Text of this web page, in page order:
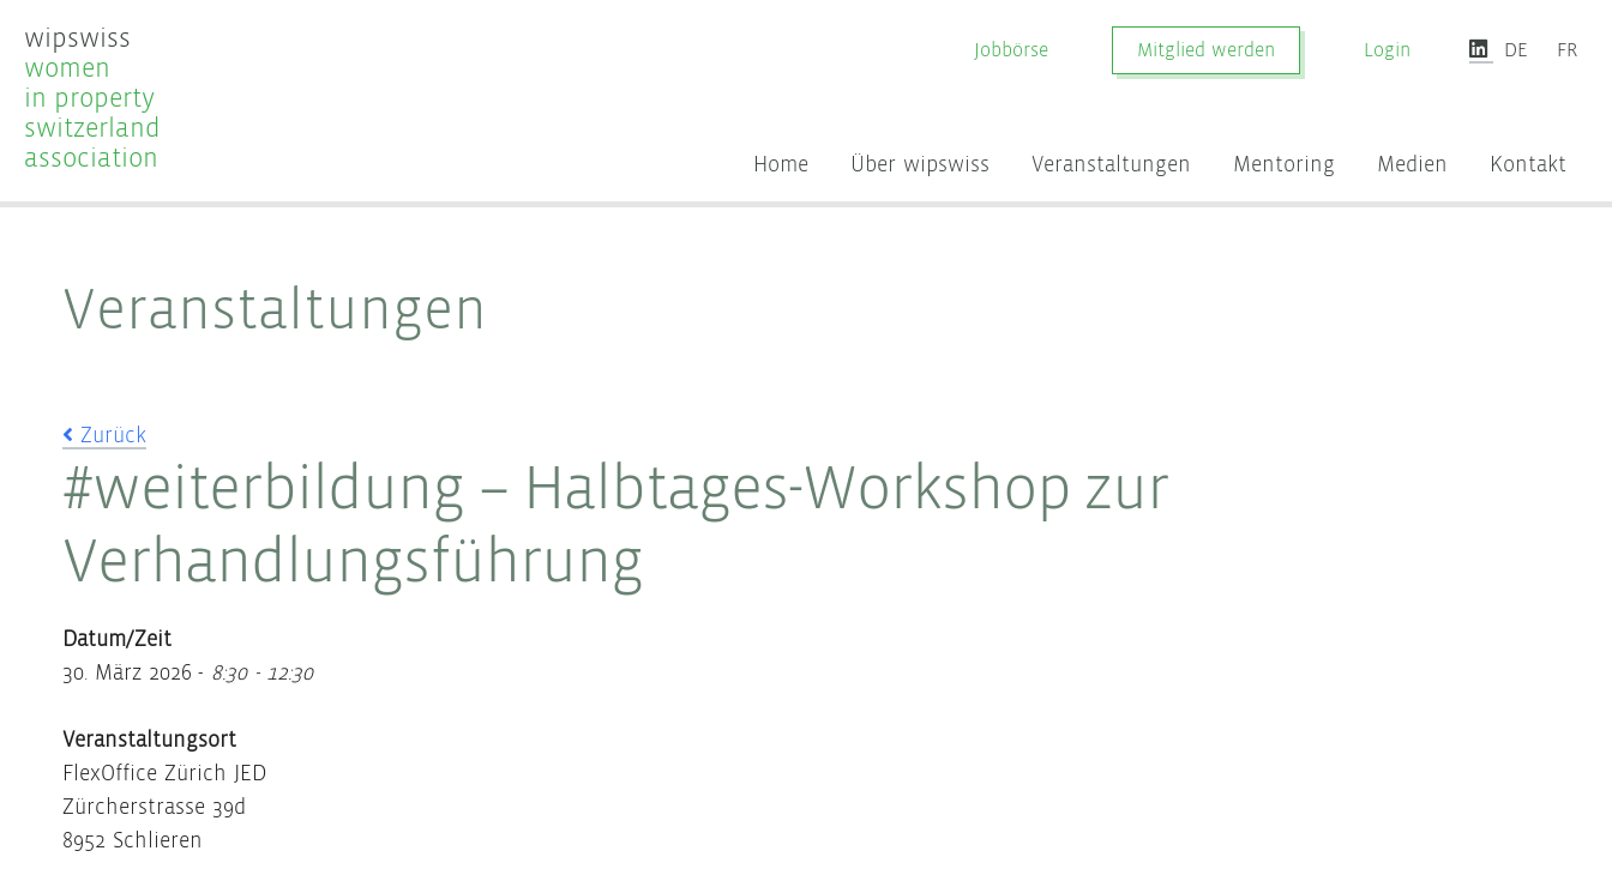
wipswiss
women
in property
switzerland
association
Jobbörse Mitglied werden Login DE FR
Home Über wipswiss Veranstaltungen Mentoring Medien Kontakt
Veranstaltungen
Zurück
#weiterbildung – Halbtages-Workshop zur
Verhandlungsführung
Datum/Zeit
30. März 2026 - 8:30 - 12:30
Veranstaltungsort
FlexOffice Zürich JED
Zürcherstrasse 39d
8952 Schlieren